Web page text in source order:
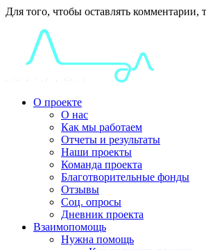
Для того, чтобы оставлять комментарии,
О проекте
О нас
Как мы работаем
Отчеты и результаты
Наши проекты
Команда проекта
Благотворительные фонды
Отзывы
Соц. опросы
Дневник проекта
Взаимопомощь
Нужна помощь